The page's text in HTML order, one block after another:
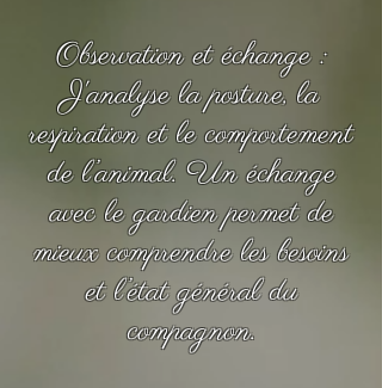
Observation et échange :
J'analyse la posture, la
respiration et le comportement
de l’animal. Un échange
avec le gardien permet de
mieux comprendre les besoins
et l’état général du
compagnon.